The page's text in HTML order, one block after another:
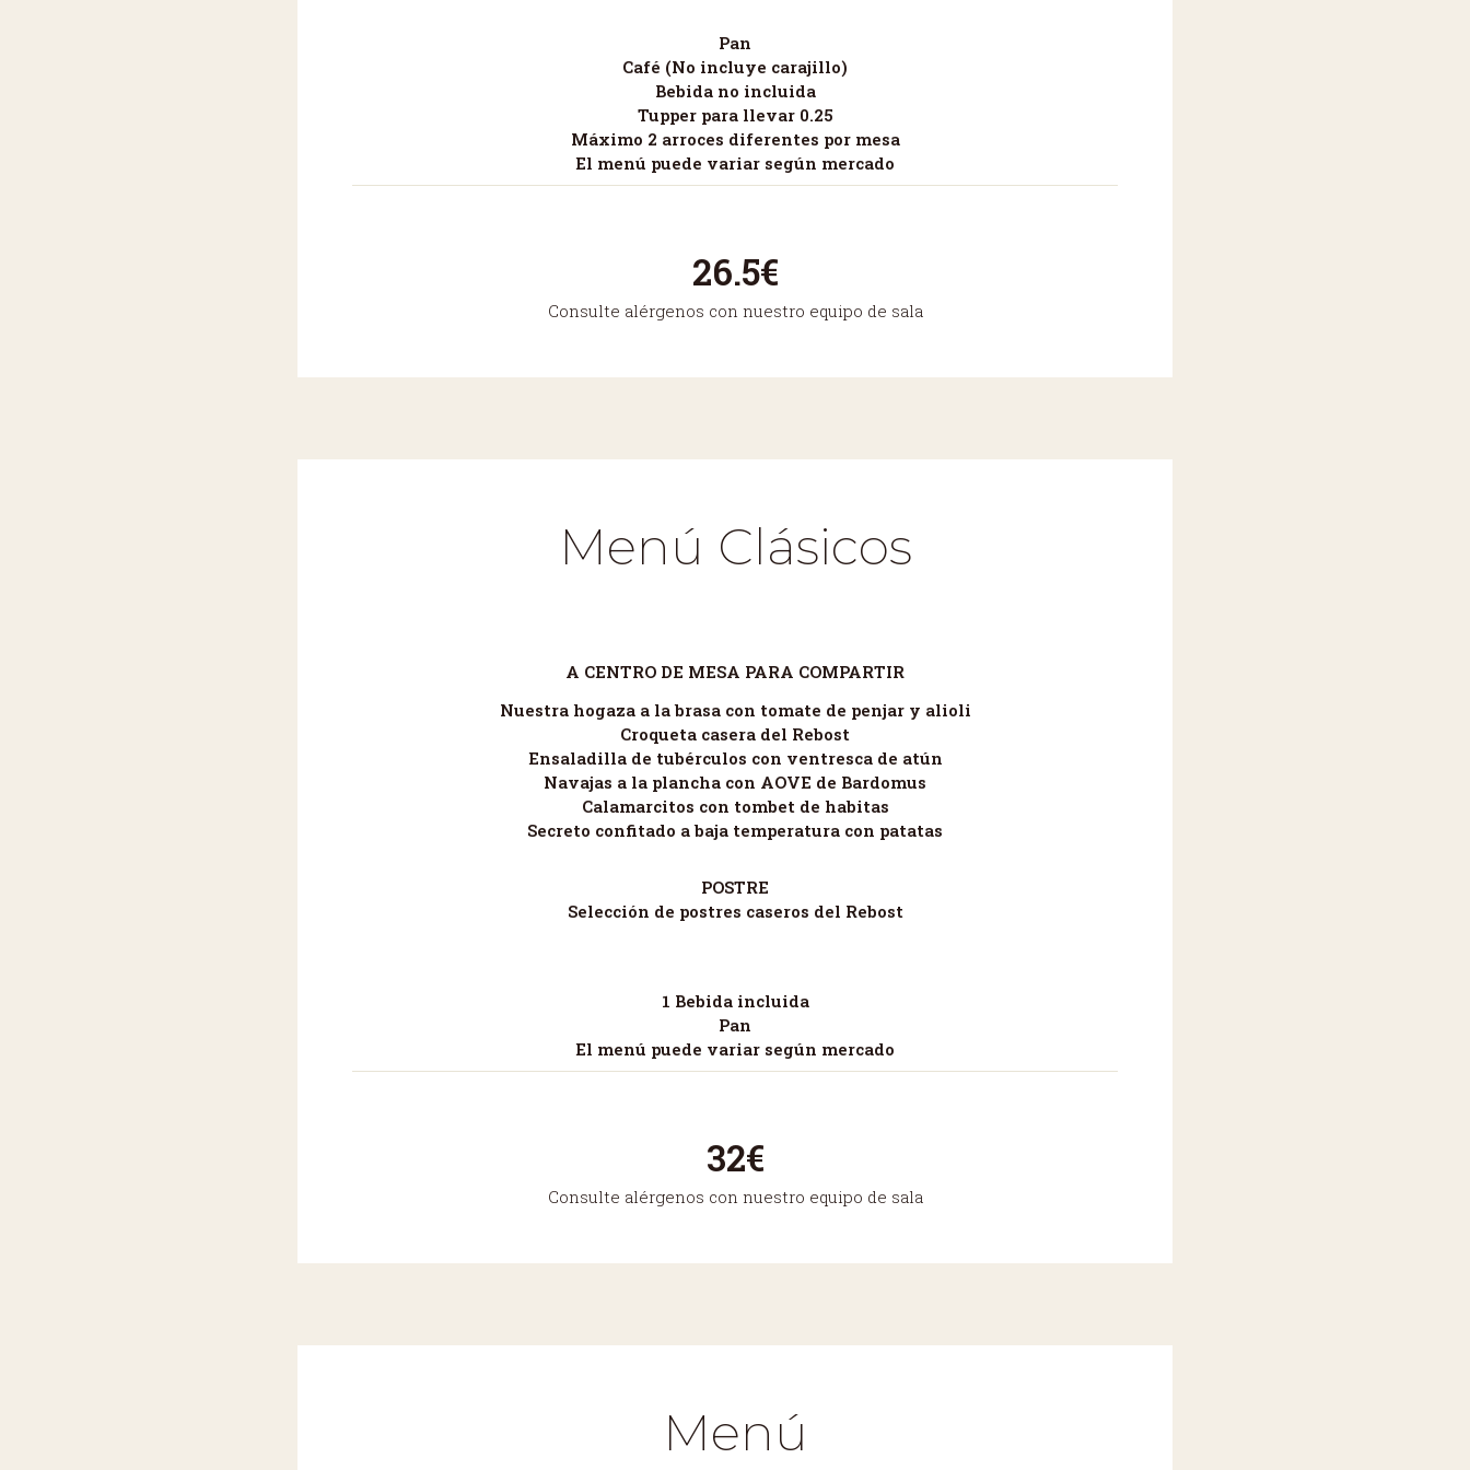
Pan
Café (No incluye carajillo)
Bebida no incluida
Tupper para llevar 0.25
Máximo 2 arroces diferentes por mesa
El menú puede variar según mercado
26.5€
Consulte alérgenos con nuestro equipo de sala
Menú Clásicos
A CENTRO DE MESA PARA COMPARTIR
Nuestra hogaza a la brasa con tomate de penjar y alioli
Croqueta casera del Rebost
Ensaladilla de tubérculos con ventresca de atún
Navajas a la plancha con AOVE de Bardomus
Calamarcitos con tombet de habitas
Secreto confitado a baja temperatura con patatas
POSTRE
Selección de postres caseros del Rebost
1 Bebida incluida
Pan
El menú puede variar según mercado
32€
Consulte alérgenos con nuestro equipo de sala
Menú